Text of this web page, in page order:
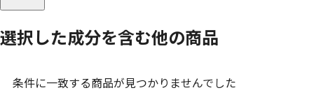
選択した成分を含む他の商品
条件に一致する商品が見つかりませんでした